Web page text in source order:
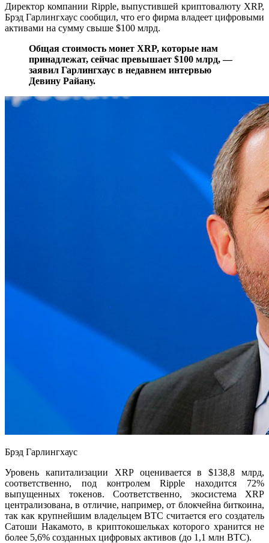
Директор компании Ripple, выпустившей криптовалюту XRP,
Брэд Гарлингхаус сообщил, что его фирма владеет цифровыми
активами на сумму свыше $100 млрд.
Общая стоимость монет XRP, которые нам
принадлежат, сейчас превышает $100 млрд, —
заявил Гарлингхаус в недавнем интервью
Девину Райану.
Брэд Гарлингхаус
Уровень капитализации XRP оценивается в $138,8 млрд,
соответственно, под контролем Ripple находится 72%
выпущенных токенов. Соответственно, экосистема XRP
централизована, в отличие, например, от блокчейна биткоина,
так как крупнейшим владельцем BTC считается его создатель
Сатоши Накамото, в криптокошельках которого хранится не
более 5,6% созданных цифровых активов (до 1,1 млн BTC).